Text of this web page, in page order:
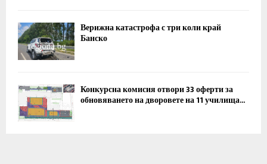
Верижна катастрофа с три коли край
Банско
Конкурсна комисия отвори 33 оферти за
обновяването на дворовете на 11 училища...